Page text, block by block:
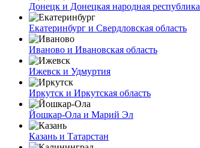
Донецк и Донецкая народная республика
Екатеринбург и Свердловская область
Иваново и Ивановская область
Ижевск и Удмуртия
Иркутск и Иркутская область
Йошкар-Ола и Марий Эл
Казань и Татарстан